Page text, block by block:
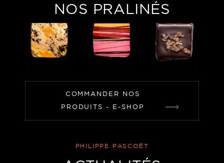
NOS PRALINÉS
COMMANDER NOS
PRODUITS - E-SHOP
PHILIPPE PASCOËT